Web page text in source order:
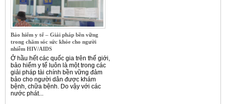
Bảo hiểm y tế – Giải pháp bền vững
trong chăm sóc sức khỏe cho người
nhiễm HIV/AIDS
Ở hầu hết các quốc gia trên thế giới,
bảo hiểm y tế luôn là một trong các
giải pháp tài chính bền vững đảm
bảo cho người dân được khám
bệnh, chữa bệnh. Do vậy với các
nước phát...